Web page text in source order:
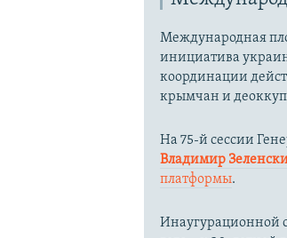
Международная
инициатива
координации
крымчан и
На 75-й сессии
Владимир
платформы.
Инаугурационной